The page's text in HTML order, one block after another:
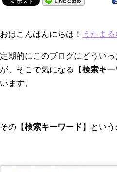
おはこんばんにちは！ うたまる
定期的にこのブログにどうい
が、そこで気になる【検索キー
います。
その【検索キーワード 】とい